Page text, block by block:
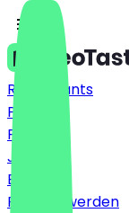
Restaurants
Preise
FAQ
Jobs
Blog
Partner werden